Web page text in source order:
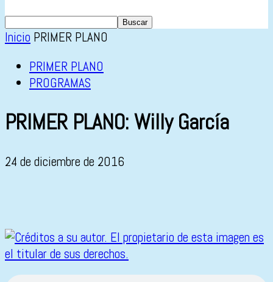
Inicio PRIMER PLANO
PRIMER PLANO
PROGRAMAS
PRIMER PLANO: Willy García
24 de diciembre de 2016